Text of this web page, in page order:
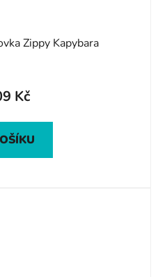
Zippy Kapybara
Kč